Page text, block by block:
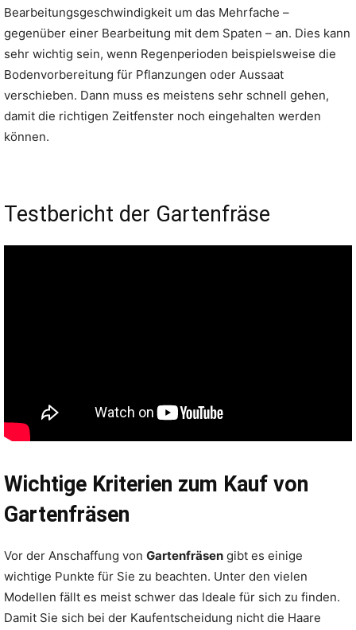
Bearbeitungsgeschwindigkeit um das Mehrfache –
gegenüber einer Bearbeitung mit dem Spaten – an. Dies kann
sehr wichtig sein, wenn Regenperioden beispielsweise die
Bodenvorbereitung für Pflanzungen oder Aussaat
verschieben. Dann muss es meistens sehr schnell gehen,
damit die richtigen Zeitfenster noch eingehalten werden
können.
Testbericht der Gartenfräse
Wichtige Kriterien zum Kauf von
Gartenfräsen
Vor der Anschaffung von Gartenfräsen gibt es einige
wichtige Punkte für Sie zu beachten. Unter den vielen
Modellen fällt es meist schwer das Ideale für sich zu finden.
Damit Sie sich bei der Kaufentscheidung nicht die Haare